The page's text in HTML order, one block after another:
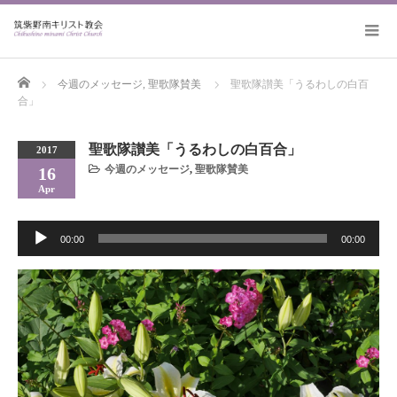
Home 今週のメッセージ, 聖歌隊賛美
聖歌隊讃美「うるわしの白百
合」
2017
16
Apr
聖歌隊讃美「うるわしの白百合」
今週のメッセージ, 聖歌隊賛美
プ
レ
ー
ヤ
ー
00:00 00:00